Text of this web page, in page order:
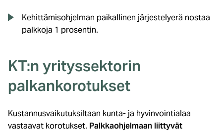
Kehittämisohjelman paikallinen järjestelyerä nostaa
palkkoja 1 prosentin.
KT:n yrityssektorin
palkankorotukset
Kustannusvaikutuksiltaan kunta- ja hyvinvointialaa
vastaavat korotukset. Palkkaohjelmaan liittyvät